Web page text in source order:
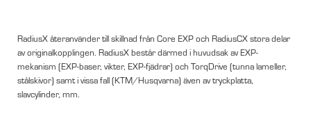
RadiusX återanvänder till skillnad från Core EXP och RadiusCX stora delar
av originalkopplingen. RadiusX består därmed i huvudsak av EXP-
mekanism (EXP-baser, vikter, EXP-fjädrar) och TorqDrive (tunna lameller,
stålskivor) samt i vissa fall (KTM/Husqvarna) även av tryckplatta,
slavcylinder, mm.